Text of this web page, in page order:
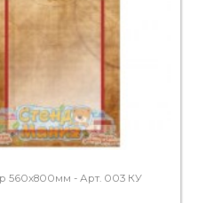
560х800мм - Арт. 003 КУ